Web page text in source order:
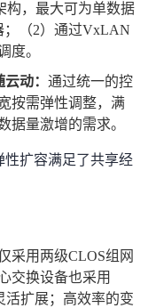
构，最大可为单数据
；（2）通过VxLAN
度。
动： 通过统一的控
按需弹性调整，满
据量激增的需求。
性扩容满足了共享经
采用两级CLOS组网
交换设备也采用
活扩展；高效率的变